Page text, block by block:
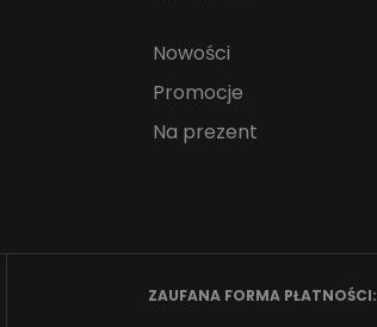
Nowości
Promocje
Na prezent
ZAUFANA FORMA PŁATNOŚCI: